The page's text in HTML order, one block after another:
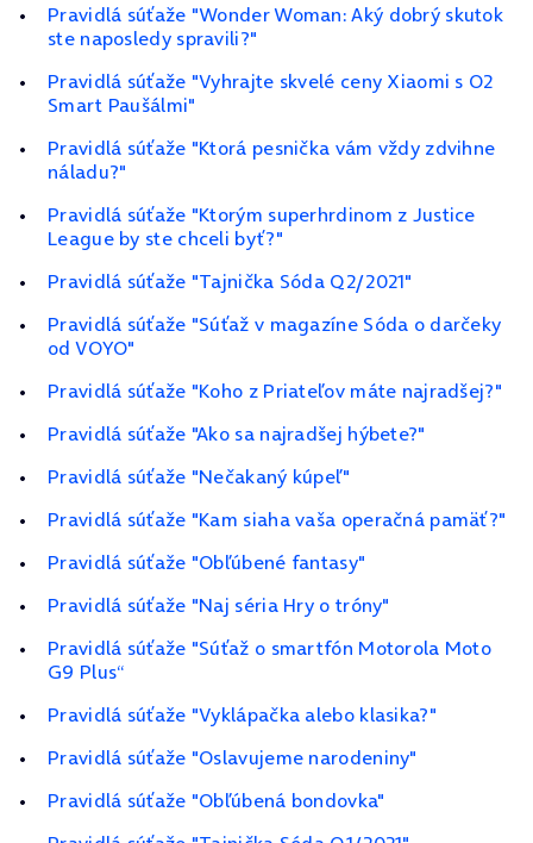
Pravidlá súťaže "Wonder Woman: Aký dobrý skutok
ste naposledy spravili?"
Pravidlá súťaže "Vyhrajte skvelé ceny Xiaomi s O2
Smart Paušálmi"
Pravidlá súťaže "Ktorá pesnička vám vždy zdvihne
náladu?"
Pravidlá súťaže "Ktorým superhrdinom z Justice
League by ste chceli byť?"
Pravidlá súťaže "Tajnička Sóda Q2/2021"
Pravidlá súťaže "Súťaž v magazíne Sóda o darčeky
od VOYO"
Pravidlá súťaže "Koho z Priateľov máte najradšej?"
Pravidlá súťaže "Ako sa najradšej hýbete?"
Pravidlá súťaže "Nečakaný kúpeľ"
Pravidlá súťaže "Kam siaha vaša operačná pamäť?"
Pravidlá súťaže "Obľúbené fantasy"
Pravidlá súťaže "Naj séria Hry o tróny"
Pravidlá súťaže "Súťaž o smartfón Motorola Moto
G9 Plus“
Pravidlá súťaže "Vyklápačka alebo klasika?"
Pravidlá súťaže "Oslavujeme narodeniny"
Pravidlá súťaže "Obľúbená bondovka"